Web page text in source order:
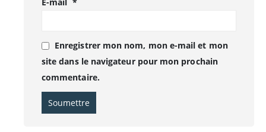
Enregistrer mon nom, mon e-mail et mon
site dans le navigateur pour mon prochain
commentaire.